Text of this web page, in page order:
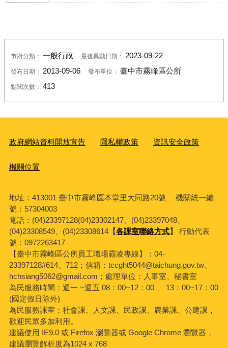
市府分類： 一般行政 最後異動日期： 2023-09-22
發布日期： 2013-09-06 發布單位： 臺中市霧峰區公所
點閱次數： 413
政府網站資料開放宣告 隱私權政策 資訊安全政策
機關位置
地址：413001 臺中市霧峰區本堂里大同路20號 機關統一編
號：57304003
電話：(04)23397128(04)23302147、(04)23397048、
(04)23308549、(04)23308614【各課室聯絡方式】
行動代表
號：0972263417
【臺中市霧峰區公所員工職場霸凌專線】：04-
23397128#614、712；信箱：tccght5044@taichung.gov.tw、
hchsiang5062@gmail.com；處理單位：人事室、秘書室
為民服務時間：週一 ~週五 08：00~12：00 、 13：00~17：00
(國定假日除外)
為民服務課室：社會課、人文課、民政課、農業課、公建課，
歡迎民眾多加利用。
建議使用 IE9.0 或 Firefox 瀏覽器或 Google Chrome 瀏覽器，
建議瀏覽解析度為1024 x 768